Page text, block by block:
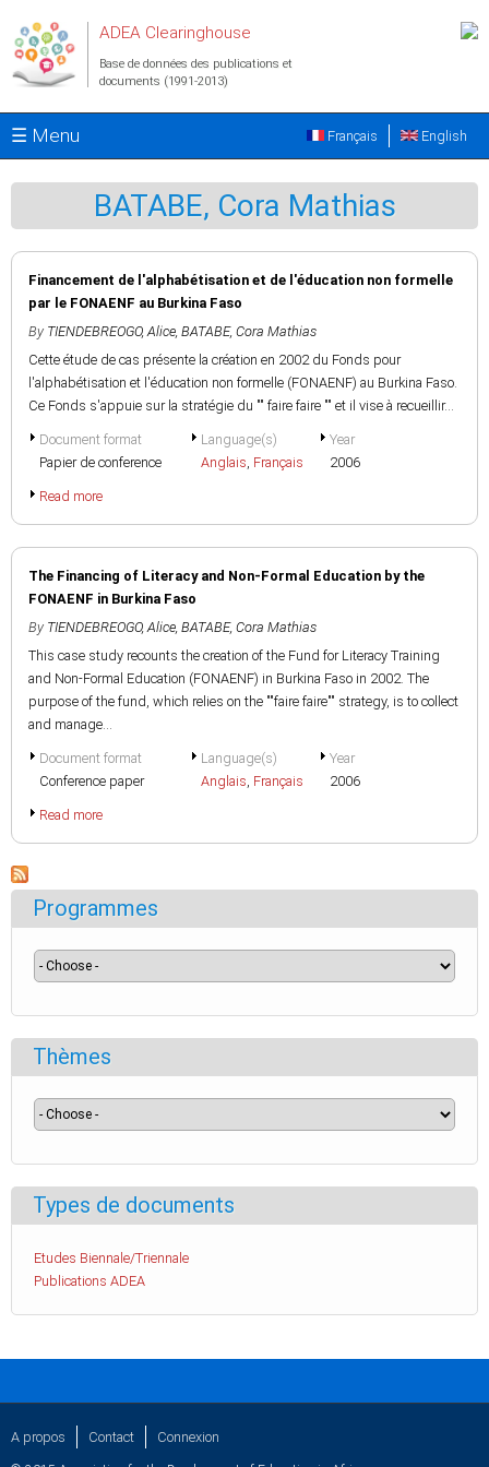
ADEA Clearinghouse
Base de données des publications et
documents (1991-2013)
☰ Menu English
Français
BATABE, Cora Mathias
Financement de l'alphabétisation et de l'éducation non formelle
par le FONAENF au Burkina Faso
By TIENDEBREOGO, Alice, BATABE, Cora Mathias
Cette étude de cas présente la création en 2002 du Fonds pour
l'alphabétisation et l'éducation non formelle (FONAENF) au Burkina Faso.
Ce Fonds s'appuie sur la stratégie du "" faire faire "" et il vise à recueillir...
Document format
Papier de conference
Language(s)
Anglais, Français
Year
2006
Read more
The Financing of Literacy and Non-Formal Education by the
FONAENF in Burkina Faso
By TIENDEBREOGO, Alice, BATABE, Cora Mathias
This case study recounts the creation of the Fund for Literacy Training
and Non-Formal Education (FONAENF) in Burkina Faso in 2002. The
purpose of the fund, which relies on the ""faire faire"" strategy, is to collect
and manage...
Document format
Conference paper
Language(s)
Anglais, Français
Year
2006
Read more
Programmes
Thèmes
Types de documents
Etudes Biennale/Triennale
Publications ADEA
A propos Contact Connexion